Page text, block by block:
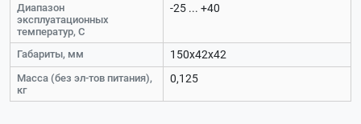
Диапазон
эксплуатационных
температур, С
-25 ... +40
Габариты, мм 150x42x42
Масса (без эл-тов питания),
кг
0,125